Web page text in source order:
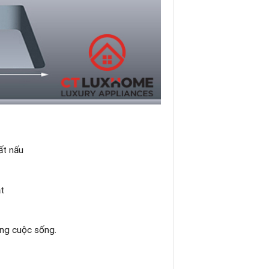
nấu
cuộc sống.